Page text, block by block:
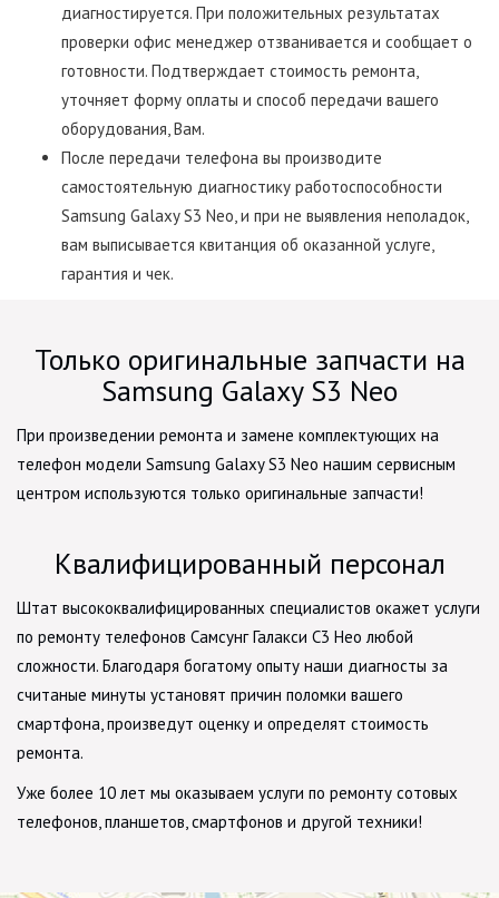
диагностируется. При положительных результатах
проверки офис менеджер отзванивается и сообщает о
готовности. Подтверждает стоимость ремонта,
уточняет форму оплаты и способ передачи вашего
оборудования, Вам.
После передачи телефона вы производите
самостоятельную диагностику работоспособности
Samsung Galaxy S3 Neo, и при не выявления неполадок,
вам выписывается квитанция об оказанной услуге,
гарантия и чек.
Только оригинальные запчасти на
Samsung Galaxy S3 Neo
При произведении ремонта и замене комплектующих на
телефон модели Samsung Galaxy S3 Neo нашим сервисным
центром используются только оригинальные запчасти!
Квалифицированный персонал
Штат высококвалифицированных специалистов окажет услуги
по ремонту телефонов Самсунг Галакси С3 Нео любой
сложности. Благодаря богатому опыту наши диагносты за
считаные минуты установят причин поломки вашего
смартфона, произведут оценку и определят стоимость
ремонта.
Уже более 10 лет мы оказываем услуги по ремонту сотовых
телефонов, планшетов, смартфонов и другой техники!